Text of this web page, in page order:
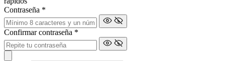
Contraseña *
Confirmar contraseña *